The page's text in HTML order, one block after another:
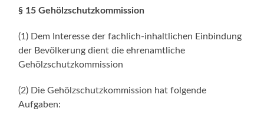
§ 15 Gehölzschutzkommission
(1) Dem Interesse der fachlich-inhaltlichen Einbindung
der Bevölkerung dient die ehrenamtliche
Gehölzschutzkommission
(2) Die Gehölzschutzkommission hat folgende
Aufgaben: